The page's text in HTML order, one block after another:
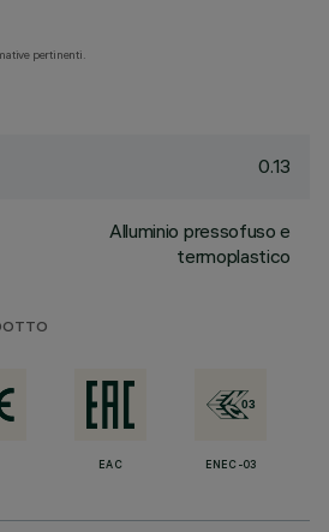
pertinenti.
0.13
Alluminio pressofuso e
termoplastico
EAC ENEC-03